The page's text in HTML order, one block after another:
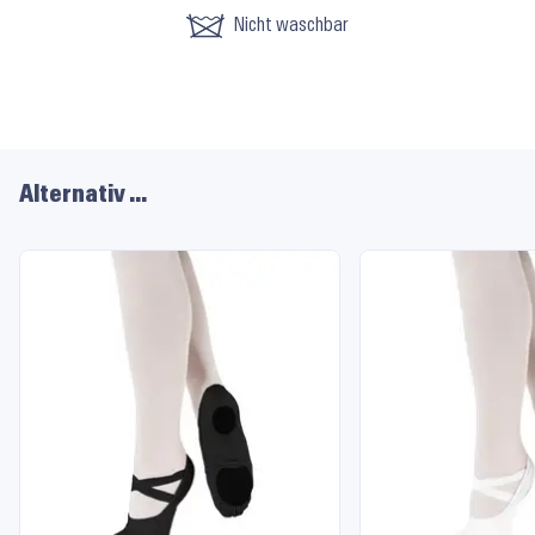
Nicht waschbar
Alternativ …